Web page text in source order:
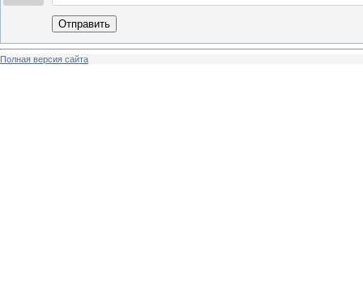
Отправить
Полная версия сайта